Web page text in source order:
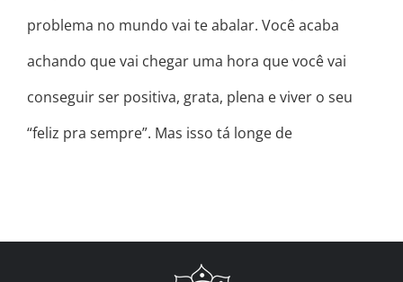
problema no mundo vai te abalar. Você acaba
achando que vai chegar uma hora que você vai
conseguir ser positiva, grata, plena e viver o seu
“feliz pra sempre”. Mas isso tá longe de